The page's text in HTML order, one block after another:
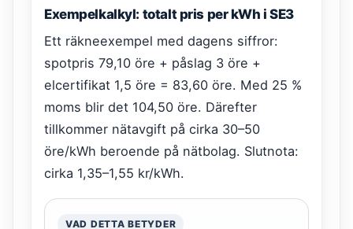
Exempelkalkyl: totalt pris per kWh i SE3
Ett räkneexempel med dagens siffror:
spotpris 79,10 öre + påslag 3 öre +
elcertifikat 1,5 öre = 83,60 öre. Med 25 %
moms blir det 104,50 öre. Därefter
tillkommer nätavgift på cirka 30–50
öre/kWh beroende på nätbolag. Slutnota:
cirka 1,35–1,55 kr/kWh.
VAD DETTA BETYDER